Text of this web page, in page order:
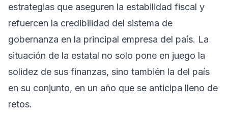
estrategias que aseguren la estabilidad fiscal y
refuercen la credibilidad del sistema de
gobernanza en la principal empresa del país. La
situación de la estatal no solo pone en juego la
solidez de sus finanzas, sino también la del país
en su conjunto, en un año que se anticipa lleno de
retos.